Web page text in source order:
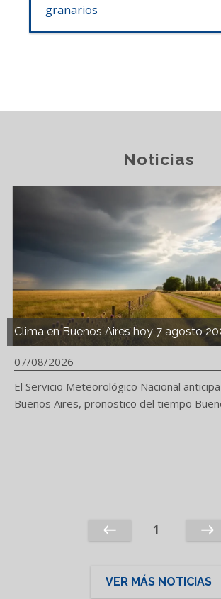
granarios
Noticias
Clima en Buenos Aires hoy 7 agosto
07/08/2026
El Servicio Meteorológico Nacional
Buenos Aires, pronostico del tiempo
1
VER MÁS NOTICIAS